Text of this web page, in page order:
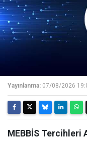
Yayınlanma: 07/08/2026
MEBBİS Tercihleri